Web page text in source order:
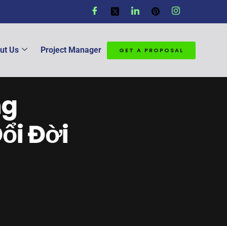
Us Project Manager GET A PROPOSAL
Đời